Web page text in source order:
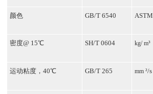
颜色 GB/T 6540 ASTM
密度@ 15℃ SH/T 0604 kg/ m³
运动粘度， 40℃ GB/T 265 mm ²/s